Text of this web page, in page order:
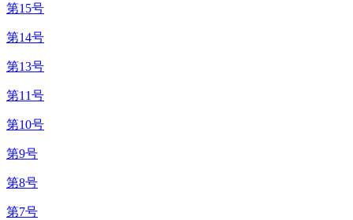
第15号
第14号
第13号
第11号
第10号
第9号
第8号
第7号